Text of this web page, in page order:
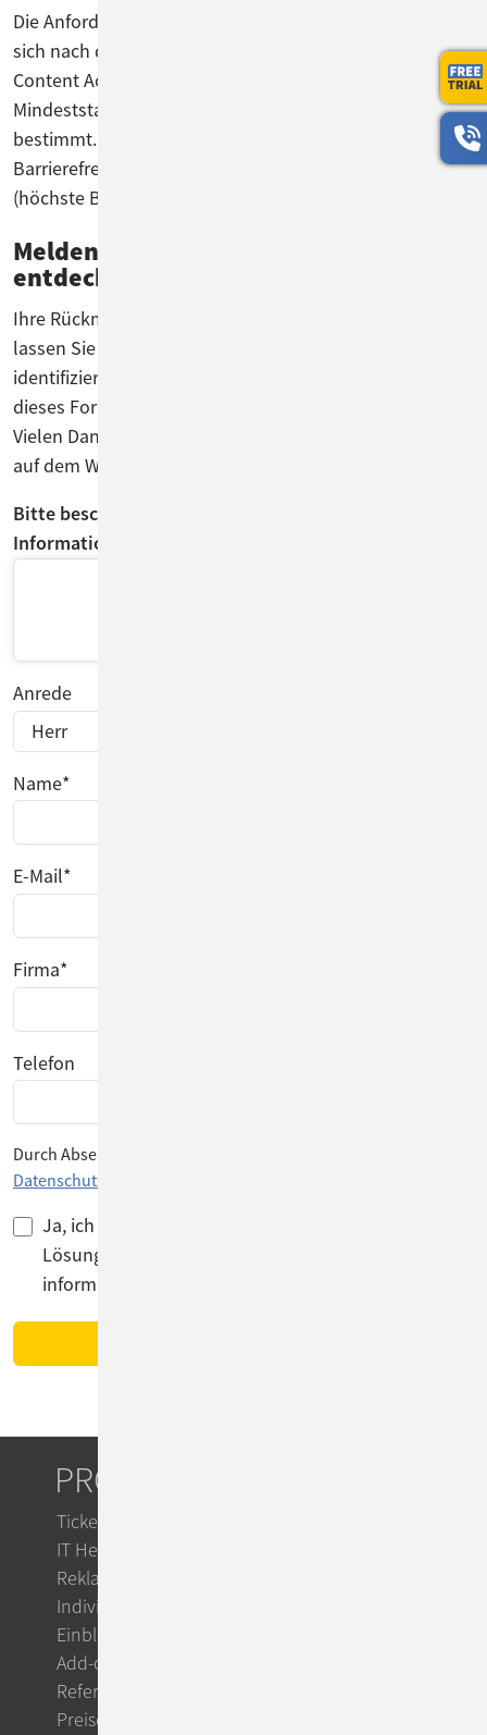
Die Anforderungen an barrierefreie Webseiten richten
sich nach den Konformitätsstufen der WCAG (Web
Content Accessibility Guidelines). Die EU hat als
Mindeststandard die mittlere Konformitätsstufe AA
bestimmt. Zusätzlich gibt es die Stufe A (grundlegende
Barrierefreiheitsanforderungen) und die Stufe AAA
(höchste Barrierefreiheitsanforderungen).
Melden Sie uns Barrieren, die Sie
entdecken!
Ihre Rückmeldung zählt! Falls Sie auf Barrieren stoßen,
lassen Sie es uns wissen – so können wir diese gezielt
identifizieren und beheben. Nutzen Sie dafür bitte
dieses Formular!
Vielen Dank für Ihr Feedback und Ihre Unterstützung
auf dem Weg zu einer vollständig barrierefreien Website.
Bitte beschreiben Sie möglichst genau, welche
Informationen Sie vermissen.*
Anrede
Name*
E-Mail*
Firma*
Telefon
Durch Absenden des Formulars stimmen Sie unserer
Datenschutzerklärung
Ja, ich möchte zukünftig über Serviceangebote und
Lösungen, natürlich ausschließlich von ConSol,
informiert werden.
PRODUKTE
Ticketsystem
IT Helpdesk
Reklamationsmanagement
Individuelle Workflows
Einblicke
Add-ons
Referenzen
Preise